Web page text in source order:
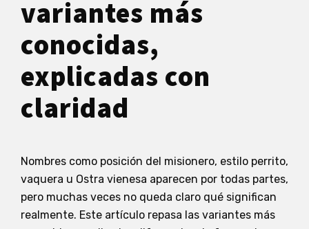
variantes más
conocidas,
explicadas con
claridad
Nombres como posición del misionero, estilo perrito,
vaquera u Ostra vienesa aparecen por todas partes,
pero muchas veces no queda claro qué significan
realmente. Este artículo repasa las variantes más